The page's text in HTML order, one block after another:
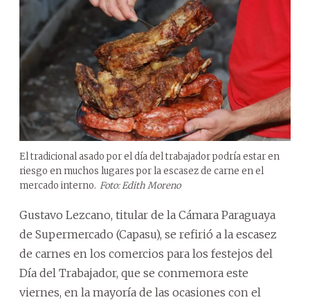
El tradicional asado por el día del trabajador podría estar en
riesgo en muchos lugares por la escasez de carne en el
mercado interno. Foto: Edith Moreno
Gustavo Lezcano, titular de la Cámara Paraguaya
de Supermercado (Capasu), se refirió a la escasez
de carnes en los comercios para los festejos del
Día del Trabajador, que se conmemora este
viernes, en la mayoría de las ocasiones con el